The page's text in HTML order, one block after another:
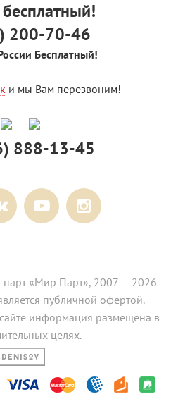
200-70-46
Бесплатный!
и мы Вам перезвоним!
888-13-45
парт «Мир Парт», 2007 — 2026
публичной офертой.
информация размещена в
целях.